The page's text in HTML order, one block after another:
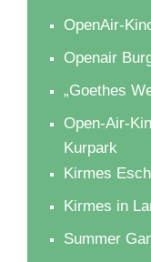
OpenAir-
Openair
„Goethes
Open-Air-
Kurpark
Kirmes
Kirmes in
Summer